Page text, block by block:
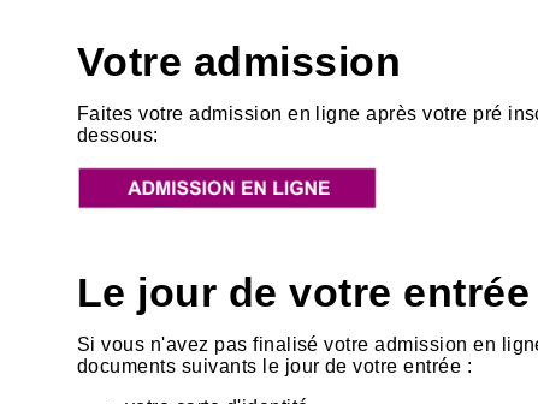
Votre admission
Faites votre admission en ligne après votre pré
dessous:
Le jour de votre entrée
Si vous n'avez pas finalisé votre admission en
documents suivants le jour de votre entrée :